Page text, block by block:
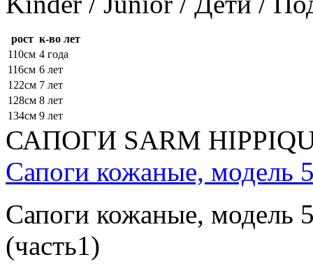
рост к-во лет
110см 4 года
116см 6 лет
122см 7 лет
128см 8 лет
134см 9 лет
САПОГИ SARM
Сапоги кожаные, модель
Сапоги кожаные, модель
(часть1)